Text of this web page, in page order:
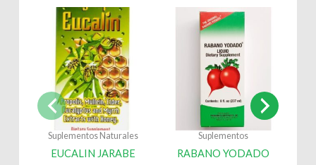
Suplementos Naturales
EUCALIN JARABE
Suplementos
RABANO YODADO